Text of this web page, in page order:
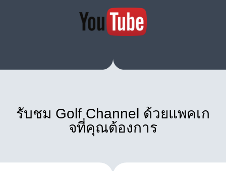
รับชม Golf Channel ด้วยแพคเก
จที่คุณต้องการ